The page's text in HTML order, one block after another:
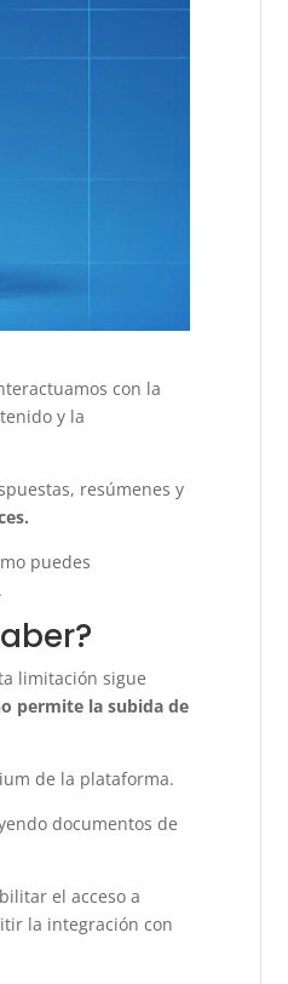
con la
y la
resúmenes y
puedes
limitación sigue
permite la subida de
de la plataforma.
documentos de
el acceso a
la integración con